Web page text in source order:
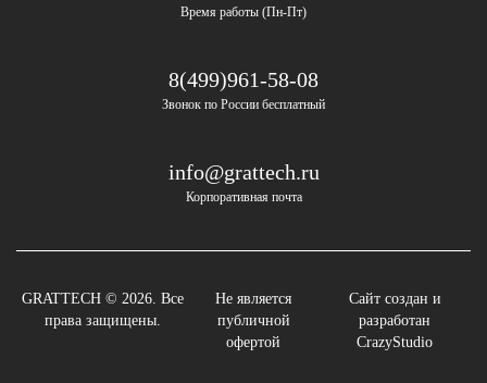
Время работы (Пн-Пт)
8(499)961-58-08
Звонок по России бесплатный
info@grattech.ru
Корпоративная почта
GRATTECH © 2026. Все
права защищены.
Не является
публичной
офертой
Сайт создан и
разработан
CrazyStudio